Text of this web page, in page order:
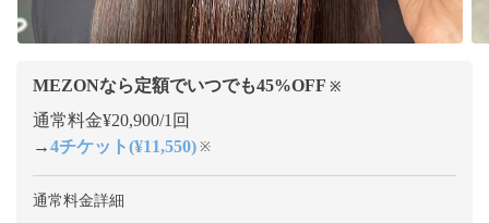
MEZONなら定額でいつでも45%OFF ※
通常料金¥20,900/1回
→4チケット(¥11,550) ※
通常料金詳細